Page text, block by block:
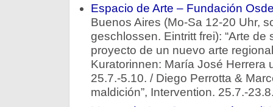
Espacio de Arte – Fundación
Buenos Aires (Mo-Sa 12-20 Uhr,
geschlossen. Eintritt frei): “Arte de
proyecto de un nuevo arte
Kuratorinnen: María José Herrera
25.7.-5.10. / Diego Perrotta &
maldición”, Intervention. 25.7.-